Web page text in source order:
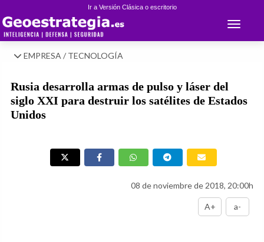
Ir a Versión Clásica o escritorio
Toggle
EMPRESA / TECNOLOGÍA
Rusia desarrolla armas de pulso y láser del
siglo XXI para destruir los satélites de Estados
Unidos
08 de noviembre de 2018, 20:00h
A+ a-